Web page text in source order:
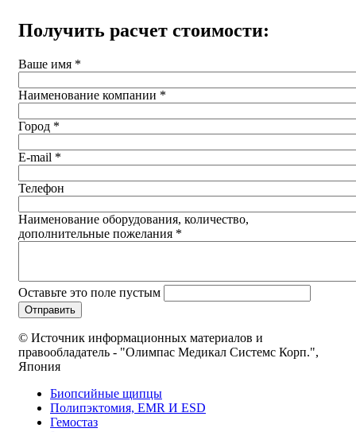
Получить расчет стоимости:
Ваше имя *
Наименование компании *
Город *
E-mail *
Телефон
Наименование оборудования, количество,
дополнительные пожелания *
Оставьте это поле пустым
© Источник информационных материалов и
правообладатель - "Олимпас Медикал Системс Корп.",
Япония
Биопсийные щипцы
Полипэктомия, EMR И ESD
Гемостаз